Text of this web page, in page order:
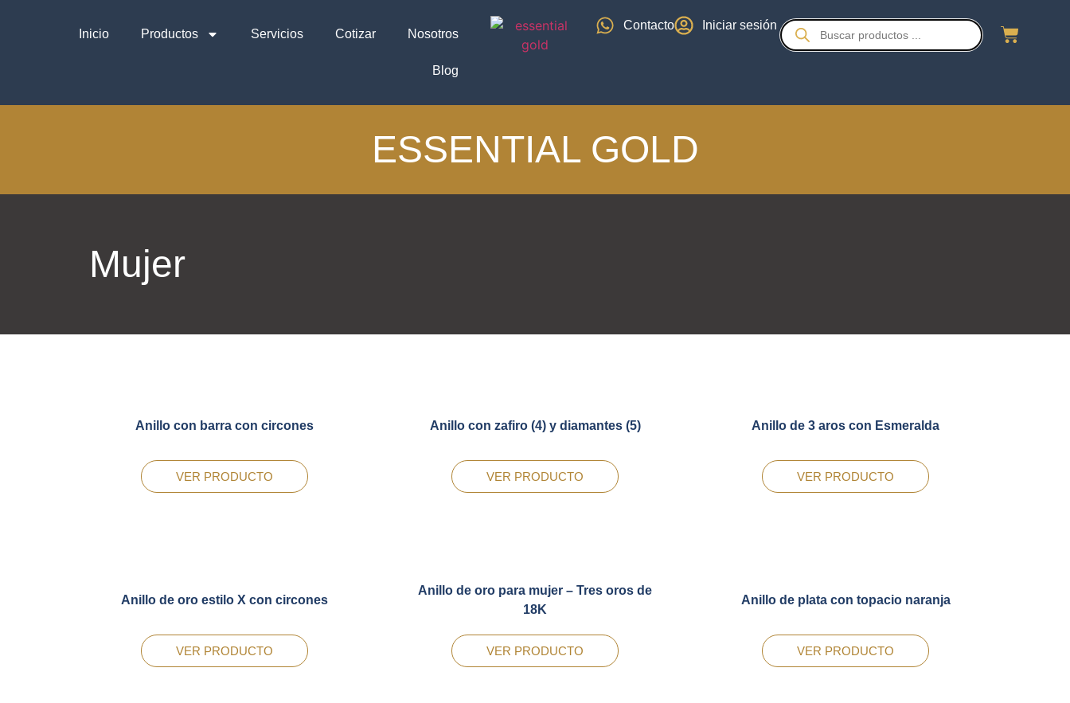
Inicio Productos Servicios Cotizar Nosotros
Blog
Contacto Iniciar sesión
ESSENTIAL GOLD
Mujer
Anillo con barra con circones
VER PRODUCTO
Anillo con zafiro (4) y diamantes (5)
VER PRODUCTO
Anillo de 3 aros con Esmeralda
VER PRODUCTO
Anillo de oro estilo X con circones
VER PRODUCTO
Anillo de oro para mujer – Tres oros de
18K
VER PRODUCTO
Anillo de plata con topacio naranja
VER PRODUCTO